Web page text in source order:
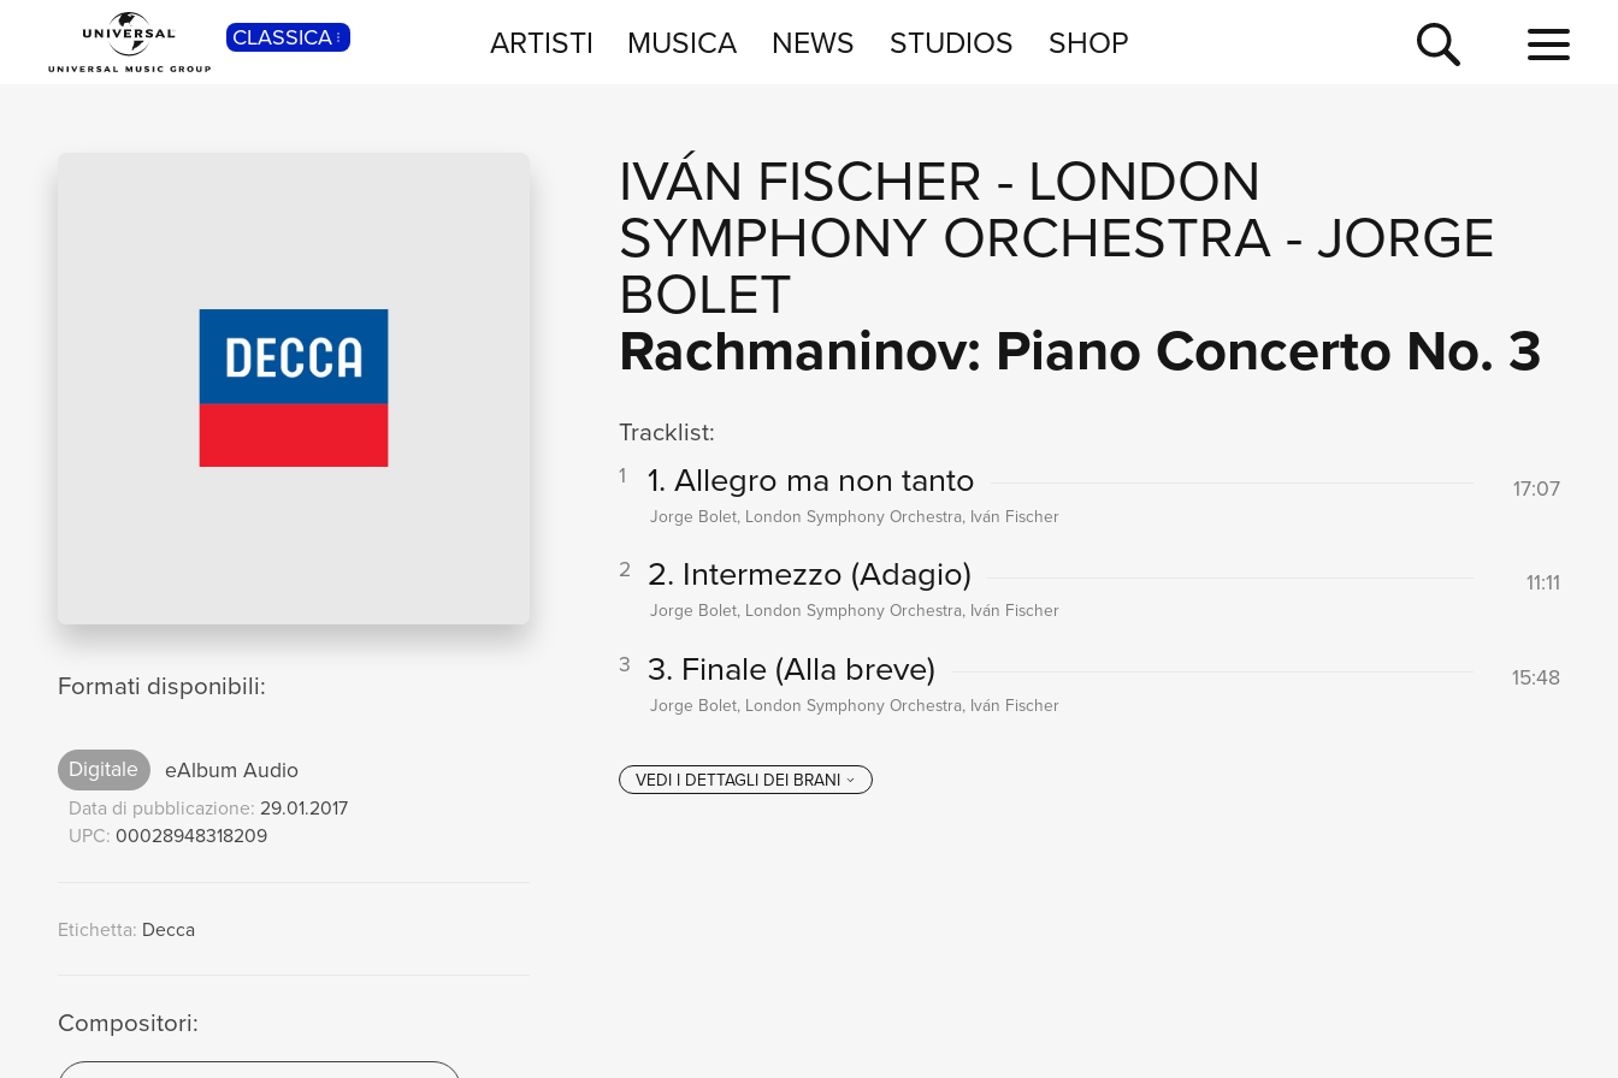
CLASSICA ARTISTI MUSICA NEWS STUDIOS SHOP
Formati disponibili:
Digitale eAlbum Audio
Data di pubblicazione: 29.01.2017
UPC: 00028948318209
Etichetta: Decca
Compositori:
IVÁN FISCHER - LONDON
SYMPHONY ORCHESTRA-JORGE
BOLET
Rachmaninov: Piano Concerto No. 3
Tracklist:
1 1. Allegro ma non tanto 17:07
Jorge Bolet, London Symphony Orchestra, Iván Fischer
2 2. Intermezzo (Adagio) 11:11
Jorge Bolet, London Symphony Orchestra, Iván Fischer
3 3. Finale (Alla breve) 15:48
Jorge Bolet, London Symphony Orchestra, Iván Fischer
POP
SHOP
NEWS